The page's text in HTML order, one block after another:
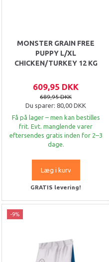
MONSTER GRAIN FREE
PUPPY L/XL
CHICKEN/TURKEY 12 KG
609,95 DKK
689,95 DKK
Du sparer: 80,00 DKK
Få på lager – men kan bestilles
frit. Evt. manglende varer
eftersendes gratis inden for 2–3
dage.
Læg i kurv
GRATIS levering!
-9%